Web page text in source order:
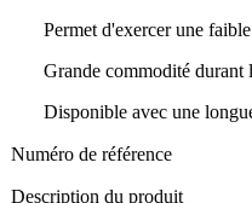
Permet d'exercer une
Grande commodité durant
Disponible avec une
Numéro de référence
Description du produit